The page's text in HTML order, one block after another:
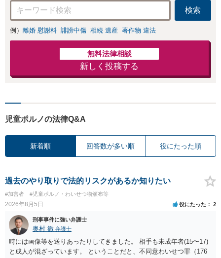
検索
例） 離婚 慰謝料 誹謗中傷 相続 遺産 著作物 違法
無料法律相談
新しく投稿する
児童ポルノの法律Q&A
新着順 回答数が多い順 役にたった順
過去のやり取りで法的リスクがあるか知りたい
#加害者 #児童ポルノ・わいせつ物頒布等
2026年8月5日 役にたった 2
刑事事件に強い弁護士
奥村 徹 弁護士
時には画像等を送りあったりしてきました。 相手も未成年者(15〜17)
と成人が混ざっています。 ということだと、不同意わいせつ罪（176